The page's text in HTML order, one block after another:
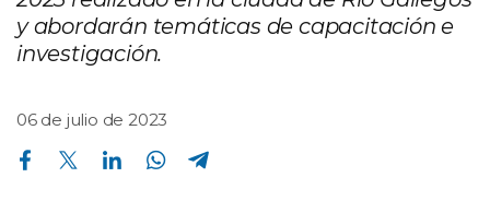
y abordarán temáticas de capacitación e
investigación.
06 de julio de 2023
Compartir en Facebook Compartir en Twitter Compartir en Linkedin Compartir en Whatsapp